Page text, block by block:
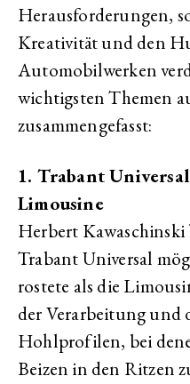
Herausforderungen,
Kreativität und den
Automobilwerken
wichtigsten Themen
zusammengefasst:
1. Trabant
Limousine
Herbert
Trabant Universal
rostete als die
der Verarbeitung und
Hohlprofilen, bei
Beizen in den Ritzen